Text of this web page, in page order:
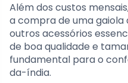
Além dos custos
a compra de uma gaiola
outros acessórios
de boa qualidade e
fundamental para o
da-índia.